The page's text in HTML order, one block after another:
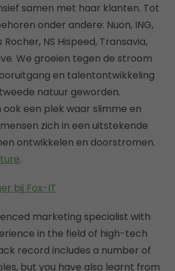
samen met haar klanten. Tot
onder andere: Nuon, ING,
NS Hispeed, Transavia,
We groeien tegen de stroom
en talentontwikkeling
natuur geworden.
ook een plek waar slimme en
zich in een uitstekende
ontwikkelen en doorstromen.
.
bij Fox-IT
marketing specialist with
in the field of high-tech
record includes a number of
but you have also learnt from